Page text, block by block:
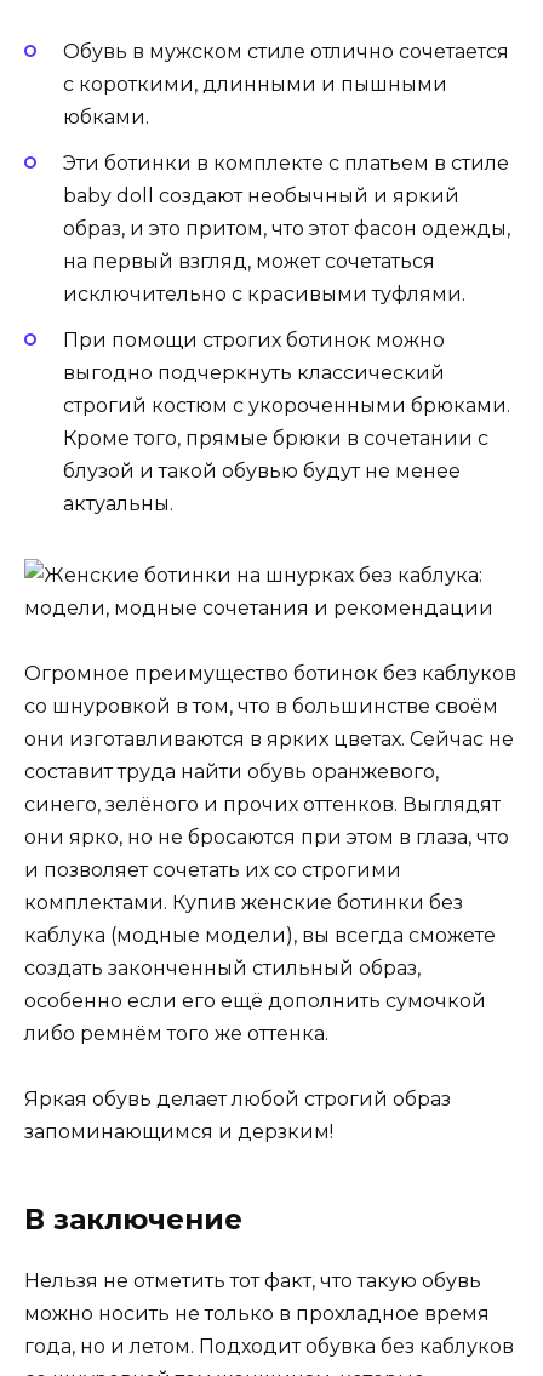
Обувь в мужском стиле отлично сочетается
с короткими, длинными и пышными
юбками.
Эти ботинки в комплекте с платьем в стиле
baby doll создают необычный и яркий
образ, и это притом, что этот фасон одежды,
на первый взгляд, может сочетаться
исключительно с красивыми туфлями.
При помощи строгих ботинок можно
выгодно подчеркнуть классический
строгий костюм с укороченными брюками.
Кроме того, прямые брюки в сочетании с
блузой и такой обувью будут не менее
актуальны.
Огромное преимущество ботинок без каблуков
со шнуровкой в том, что в большинстве своём
они изготавливаются в ярких цветах. Сейчас не
составит труда найти обувь оранжевого,
синего, зелёного и прочих оттенков. Выглядят
они ярко, но не бросаются при этом в глаза, что
и позволяет сочетать их со строгими
комплектами. Купив женские ботинки без
каблука (модные модели), вы всегда сможете
создать законченный стильный образ,
особенно если его ещё дополнить сумочкой
либо ремнём того же оттенка.
Яркая обувь делает любой строгий образ
запоминающимся и дерзким!
В заключение
Нельзя не отметить тот факт, что такую обувь
можно носить не только в прохладное время
года, но и летом. Подходит обувка без каблуков